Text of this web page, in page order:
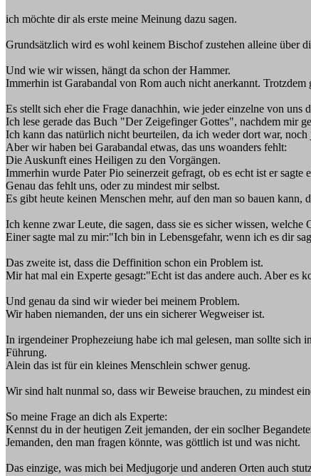
ich möchte dir als erste meine Meinung dazu sagen.
Grundsätzlich wird es wohl keinem Bischof zustehen alleine über
Und wie wir wissen, hängt da schon der Hammer.
Immerhin ist Garabandal von Rom auch nicht anerkannt.
Es stellt sich eher die Frage danachhin, wie jeder einzelne von uns
Ich lese gerade das Buch "Der Zeigefinger Gottes", nachdem mir
Ich kann das natürlich nicht beurteilen, da ich weder dort war,
Aber wir haben bei Garabandal etwas, das uns woanders fehlt:
Die Auskunft eines Heiligen zu den Vorgängen.
Immerhin wurde Pater Pio seinerzeit gefragt, ob es echt ist er sagte
Genau das fehlt uns, oder zu mindest mir selbst.
Es gibt heute keinen Menschen mehr, auf den man so bauen
Ich kenne zwar Leute, die sagen, dass sie es sicher wissen,
Einer sagte mal zu mir:"Ich bin in Lebensgefahr, wenn ich es dir
Das zweite ist, dass die Deffinition schon ein Problem ist.
Mir hat mal ein Experte gesagt:"Echt ist das andere auch. Aber
Und genau da sind wir wieder bei meinem Problem.
Wir haben niemanden, der uns ein sicherer Wegweiser ist.
In irgendeiner Prophezeiung habe ich mal gelesen, man sollte sich
Führung.
Alein das ist für ein kleines Menschlein schwer genug.
Wir sind halt nunmal so, dass wir Beweise brauchen, zu mindest
So meine Frage an dich als Experte:
Kennst du in der heutigen Zeit jemanden, der ein soclher
Jemanden, den man fragen könnte, was göttlich ist und was nicht.
Das einzige, was mich bei Medjugorje und anderen Orten auch